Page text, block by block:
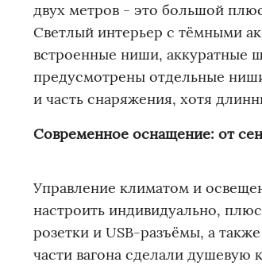
двух метров - это большой
Светлый интерьер с тёмными
встроенные ниши, аккуратные
предусмотрены отдельные
и часть снаряжения, хотя
Современное оснащение: от
Управление климатом и
настроить индивидуально,
розетки и USB-разъёмы, а
части вагона сделали душевую